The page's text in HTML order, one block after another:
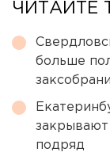
ЧИТАЙТЕ
больше
закрывают
подряд